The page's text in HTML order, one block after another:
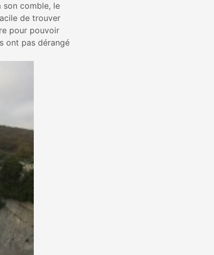
son comble, le
de trouver
pour pouvoir
ont pas dérangé